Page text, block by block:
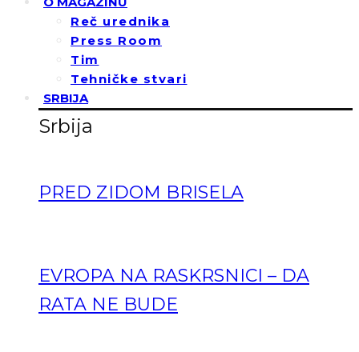
Reč urednika
Press Room
Tim
Tehničke stvari
SRBIJA
Srbija
PRED ZIDOM BRISELA
EVROPA NA RASKRSNICI – DA
RATA NE BUDE